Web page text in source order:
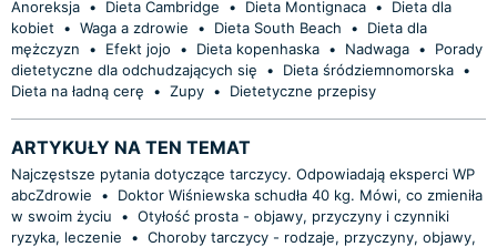
Anoreksja • Dieta Cambridge • Dieta Montignaca •
Dieta dla
kobiet
• Waga a zdrowie • Dieta South Beach •
Dieta dla
mężczyzn
• Efekt jojo • Dieta kopenhaska • Nadwaga •
Porady
dietetyczne dla odchudzających się
• Dieta śródziemnomorska •
Dieta na ładną cerę
• Zupy • Dietetyczne przepisy
ARTYKUŁY NA TEN TEMAT
Najczęstsze pytania dotyczące tarczycy. Odpowiadają eksperci WP
abcZdrowie
•
Doktor Wiśniewska schudła 40 kg. Mówi, co zmieniła
w swoim życiu
• Otyłość prosta - objawy, przyczyny i czynniki
ryzyka, leczenie
• Choroby tarczycy - rodzaje, przyczyny, objawy,